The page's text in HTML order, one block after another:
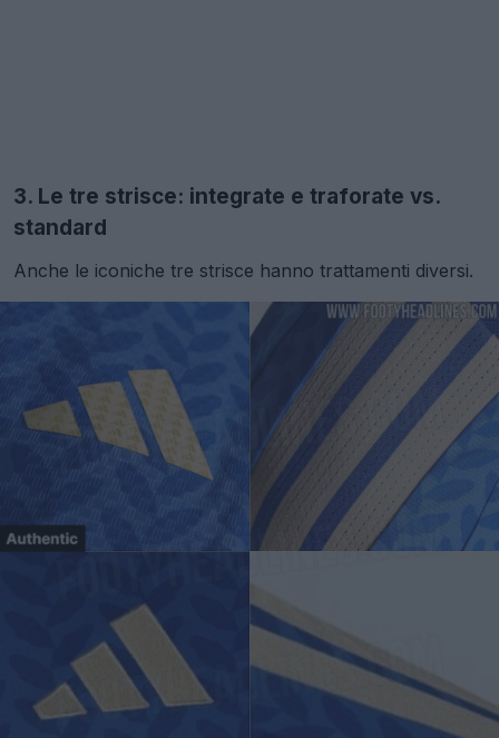
3. Le tre strisce: integrate e traforate vs.
standard
Anche le iconiche tre strisce hanno trattamenti diversi.